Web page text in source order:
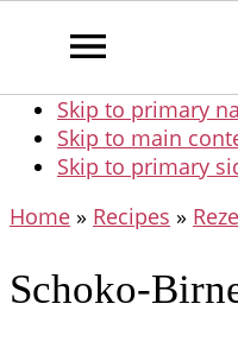
Skip to primary
Skip to main
Skip to primary
Home » Recipes »
Schoko-